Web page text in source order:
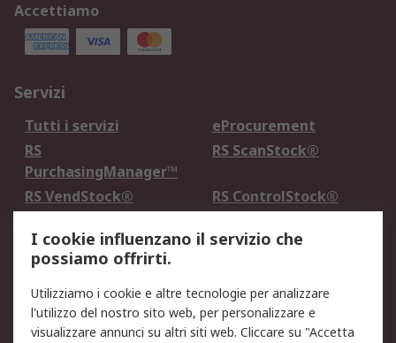
Accettiamo
Servizi
Tutti i servizi
eProcurement
RS
PurchasingManager™
RS ScanStock®
RS VendStock®
RS ControlStock®
Legale
Informativa Cookie
Informativa Privacy -
Aggiornata
I cookie influenzano il servizio che
possiamo offrirti.
Utilizziamo i cookie e altre tecnologie per analizzare
l'utilizzo del nostro sito web, per personalizzare e
visualizzare annunci su altri siti web. Cliccare su "Accetta